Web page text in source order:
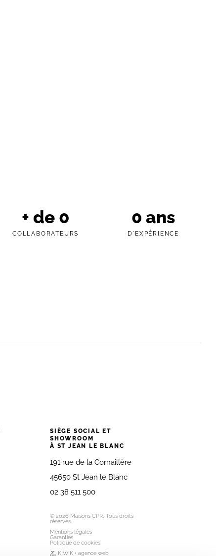
+ de 0
COLLABORATEURS
0 ans
D'EXPÉRIENCE
SIÈGE SOCIAL ET
SHOWROOM
À ST JEAN LE BLANC
191 rue de la Cornaillère
45650 St Jean le Blanc
02 38 511 500
© 2026 Maisons CPR, Tous droits
réservés
Mentions légales
Garanties
Politique de cookies
KIWIK • agence web